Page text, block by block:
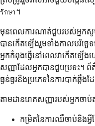
รักษา។
មុនពេលការណាត់ជួបរបស់អ្នក
បានកើតឡើងរួមទាំងកាលបរិច្ឆេ
អ្នកកំពុងធ្វើនៅពេលវាកើតឡ
សញ្ញាដែលអ្នកបានជួបប្រទះ។
ធ្ងន់ធ្ងរនិងប្រភេទនៃការបាក់ឆ្អឹ
តាមដានរោគសញ្ញារបស់អ្នកចា
កម្រិតនៃការឈឺចាប់និងអ្វី